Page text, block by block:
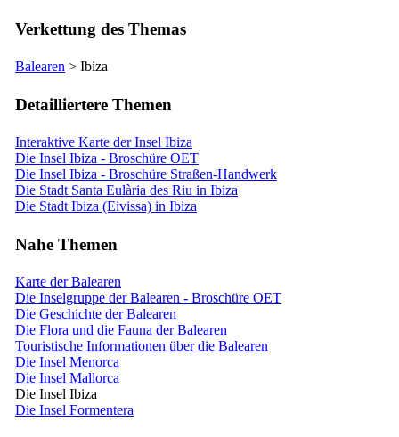
Verkettung des Themas
Balearen > Ibiza
Detailliertere Themen
Interaktive Karte der Insel Ibiza
Die Insel Ibiza - Broschüre OET
Die Insel Ibiza - Broschüre Straßen-Handwerk
Die Stadt Santa Eulària des Riu in Ibiza
Die Stadt Ibiza (Eivissa) in Ibiza
Nahe Themen
Karte der Balearen
Die Inselgruppe der Balearen - Broschüre OET
Die Geschichte der Balearen
Die Flora und die Fauna der Balearen
Touristische Informationen über die Balearen
Die Insel Menorca
Die Insel Mallorca
Die Insel Ibiza
Die Insel Formentera